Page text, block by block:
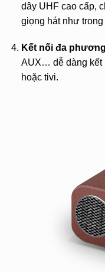
dây UHF cao cấp,
giọng hát như trong
Kết nối đa
AUX… dễ dàng kết
hoặc tivi.